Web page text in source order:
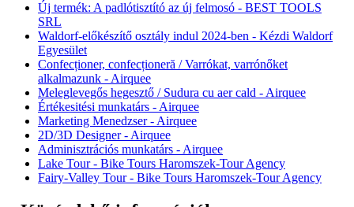
Új termék: A padlótisztító az új felmosó - BEST TOOLS
SRL
Waldorf-előkészítő osztály indul 2024-ben - Kézdi Waldorf
Egyesület
Confecționer, confecționeră / Varrókat, varrónőket
alkalmazunk - Airquee
Meleglevegős hegesztő / Sudura cu aer cald - Airquee
Értékesitési munkatárs - Airquee
Marketing Menedzser - Airquee
2D/3D Designer - Airquee
Adminisztrációs munkatárs - Airquee
Lake Tour - Bike Tours Haromszek-Tour Agency
Fairy-Valley Tour - Bike Tours Haromszek-Tour Agency